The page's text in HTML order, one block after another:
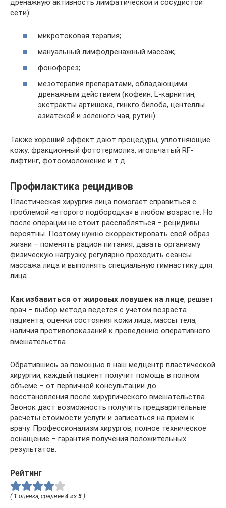
сети):
микротоковая терапия;
мануальный лимфодренажный массаж;
фонофорез;
мезотерапия препаратами, обладающими
дренажным действием (кофеин, L-карнитин,
экстракты артишока, гинкго билоба, центеллы
азиатской и зеленого чая, рутин).
Также хороший эффект дают процедуры, уплотняющие
кожу: фракционный фототермолиз, игольчатый RF-
лифтинг, фотоомоложение и т.д.
Профилактика рецидивов
Пластическая хирургия лица помогает справиться с
проблемой «второго подбородка» в любом возрасте. Но
после операции не стоит расслабляться – рецидивы
вероятны. Поэтому нужно скорректировать свой образ
жизни – поменять рацион питания, давать организму
физическую нагрузку, регулярно проходить сеансы
массажа лица и выполнять специальную гимнастику для
лица.
Как избавиться от жировых ловушек на лице, решает
врач – выбор метода ведется с учетом возраста
пациента, оценки состояния кожи лица, массы тела,
наличия противопоказаний к проведению оперативного
вмешательства.
Обратившись за помощью в наш медцентр пластической
хирургии, каждый пациент получит помощь в полном
объеме – от первичной консультации до
восстановления после хирургического вмешательства.
Звонок даст возможность получить предварительные
расчеты стоимости услуги и записаться на прием к
врачу. Профессионализм хирургов, полное техническое
оснащение – гарантия получения положительных
результатов.
Рейтинг
( 1 оценка, среднее 4 из 5 )